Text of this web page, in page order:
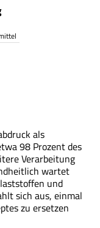
als
98 Prozent des
Verarbeitung
wartet
und
sich aus, einmal
zu ersetzen